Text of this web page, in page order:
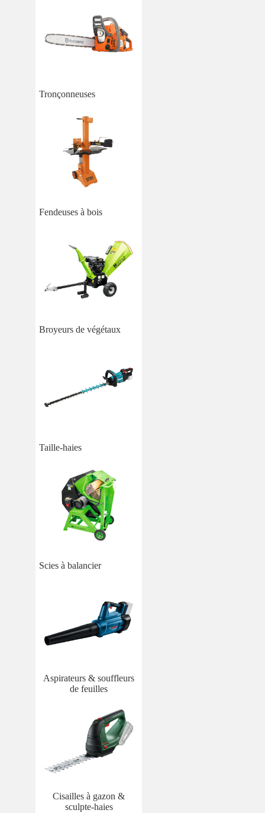
Tronçonneuses
Fendeuses à bois
Broyeurs de végétaux
Taille-haies
Scies à balancier
Aspirateurs & souffleurs
de feuilles
Cisailles à gazon &
sculpte-haies